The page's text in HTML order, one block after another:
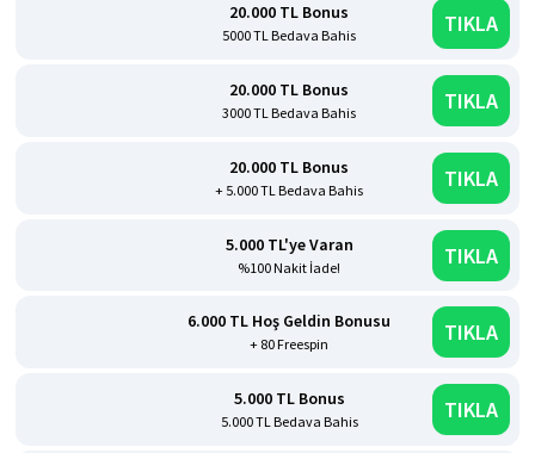
20.000 TL Bonus
5000 TL Bedava Bahis TIKLA
20.000 TL Bonus
3000 TL Bedava Bahis TIKLA
20.000 TL Bonus
+ 5.000 TL Bedava Bahis TIKLA
5.000 TL'ye Varan
%100 Nakit İade! TIKLA
6.000 TL Hoş Geldin Bonusu
+ 80 Freespin TIKLA
5.000 TL Bonus
5.000 TL Bedava Bahis TIKLA